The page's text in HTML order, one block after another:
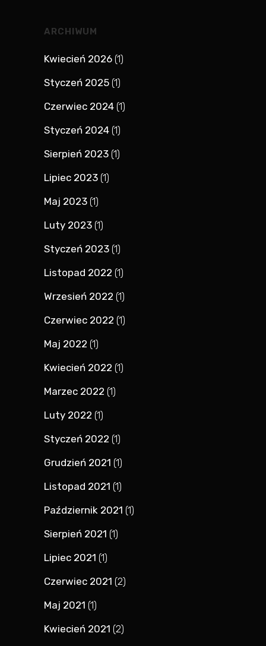
ARCHIWUM
Kwiecień 2026 (1)
Styczeń 2025 (1)
Czerwiec 2024 (1)
Styczeń 2024 (1)
Sierpień 2023 (1)
Lipiec 2023 (1)
Maj 2023 (1)
Luty 2023 (1)
Styczeń 2023 (1)
Listopad 2022 (1)
Wrzesień 2022 (1)
Czerwiec 2022 (1)
Maj 2022 (1)
Kwiecień 2022 (1)
Marzec 2022 (1)
Luty 2022 (1)
Styczeń 2022 (1)
Grudzień 2021 (1)
Listopad 2021 (1)
Październik 2021 (1)
Sierpień 2021 (1)
Lipiec 2021 (1)
Czerwiec 2021 (2)
Maj 2021 (1)
Kwiecień 2021 (2)